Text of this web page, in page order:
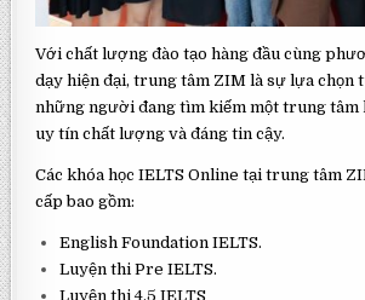
Với chất lượng đào tạo hàng đầu cùng
dạy hiện đại, trung tâm ZIM là sự lựa chọn
những người đang tìm kiếm một trung tâm
uy tín chất lượng và đáng tin cậy.
Các khóa học IELTS Online tại trung tâm
cấp bao gồm:
English Foundation IELTS.
Luyện thi Pre IELTS.
Luyện thi 4.5 IELTS